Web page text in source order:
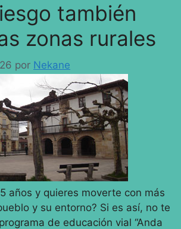
también
zonas rurales
por Nekane
años y quieres moverte con más
y su entorno? Si es así, no te
de educación vial “Anda